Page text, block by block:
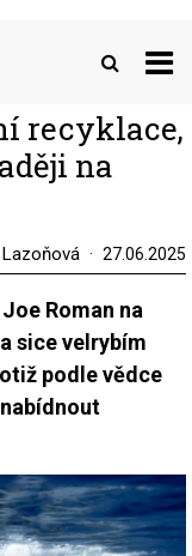
recyklace,
na
27.06.2025
Roman na
sice velrybím
podle vědce